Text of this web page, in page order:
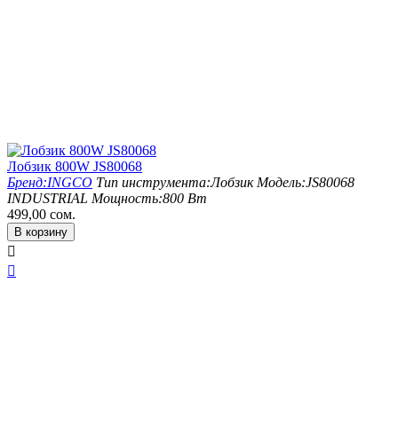
Лобзик 800W JS80068
Бренд:INGCO Тип инструмента:Лобзик Модель:JS80068
INDUSTRIAL Мощность:800 Вт
499,00 сом.
В корзину

